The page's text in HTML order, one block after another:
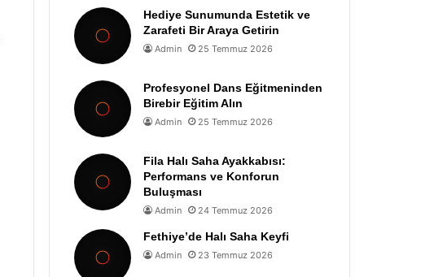
Hediye Sunumunda Estetik ve
Zarafeti Bir Araya Getirin
Admin 25 Temmuz 2026
Profesyonel Dans Eğitmeninden
Birebir Eğitim Alın
Admin 25 Temmuz 2026
Fila Halı Saha Ayakkabısı:
Performans ve Konforun
Buluşması
Admin 24 Temmuz 2026
Fethiye’de Halı Saha Keyfi
Admin 23 Temmuz 2026